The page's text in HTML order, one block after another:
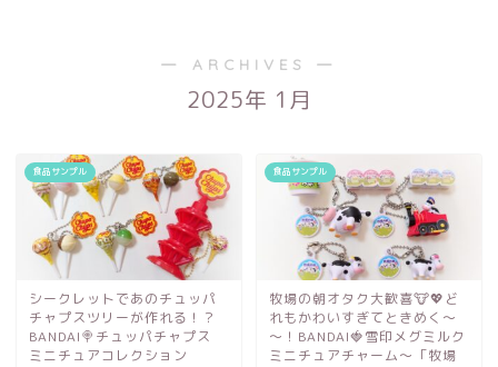
― ARCHIVES ―
2025年 1月
食品サンプル
シークレットであのチュッパ
チャプスツリーが作れる！？
BANDAI🍭チュッパチャプス
ミニチュアコレクション
食品サンプル
牧場の朝オタク大歓喜🐮💖ど
れもかわいすぎてときめく～
～！BANDAI🍓雪印メグミルク
ミニチュアチャーム～「牧場